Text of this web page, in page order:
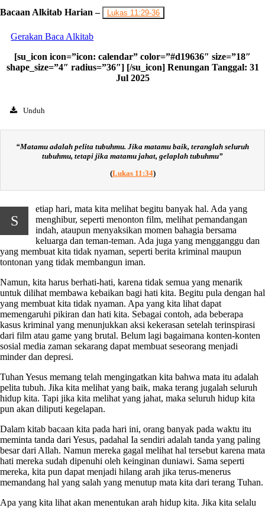
Bacaan Alkitab Harian – Lukas 11:29-36
Gerakan Baca Alkitab
[su_icon icon=”icon: calendar” color=”#d19636″ size=”18″
shape_size=”4″ radius=”36″] [/su_icon] Renungan Tanggal: 31
Jul 2025
Unduh
“Matamu adalah pelita tubuhmu. Jika matamu baik, teranglah seluruh
tubuhmu, tetapi jika matamu jahat, gelaplah tubuhmu”
(Lukas 11:34)
S
etiap hari, mata kita melihat begitu banyak hal. Ada yang
menghibur, seperti menonton film, melihat pemandangan
indah, ataupun menyaksikan momen bahagia bersama
keluarga dan teman-teman. Ada juga yang mengganggu dan
yang membuat kita tidak nyaman, seperti berita kriminal maupun
tontonan yang tidak membangun iman.
Namun, kita harus berhati-hati, karena tidak semua yang menarik
untuk dilihat membawa kebaikan bagi hati kita. Begitu pula dengan hal
yang membuat kita tidak nyaman. Apa yang kita lihat dapat
memengaruhi pikiran dan hati kita. Sebagai contoh, ada beberapa
kasus kriminal yang menunjukkan aksi kekerasan setelah terinspirasi
dari film atau game yang brutal. Belum lagi bagaimana konten-konten
sosial media zaman sekarang dapat membuat seseorang menjadi
minder dan depresi.
Tuhan Yesus memang telah mengingatkan kita bahwa mata itu adalah
pelita tubuh. Jika kita melihat yang baik, maka terang jugalah seluruh
hidup kita. Tapi jika kita melihat yang jahat, maka seluruh hidup kita
pun akan diliputi kegelapan.
Dalam kitab bacaan kita pada hari ini, orang banyak pada waktu itu
meminta tanda dari Yesus, padahal Ia sendiri adalah tanda yang paling
besar dari Allah. Namun mereka gagal melihat hal tersebut karena mata
hati mereka sudah dipenuhi oleh keinginan duniawi. Sama seperti
mereka, kita pun dapat menjadi hilang arah jika terus-menerus
memandang hal yang salah yang menutup mata kita dari terang Tuhan.
Apa yang kita lihat akan menentukan arah hidup kita. Jika kita selalu